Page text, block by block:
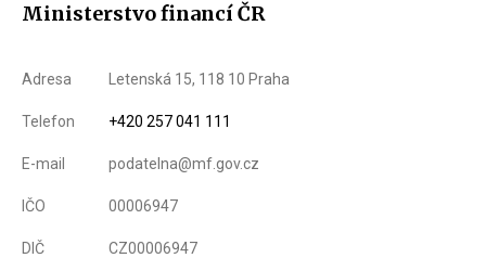
Ministerstvo financí ČR
Adresa Letenská 15, 118 10 Praha
Telefon +420 257 041 111
E-mail podatelna@mf.gov.cz
IČO 00006947
DIČ CZ00006947